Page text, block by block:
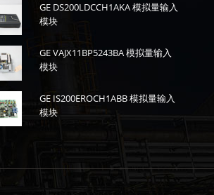
GE DS200LDCCH1AKA 模拟量输入
模块
GE VAJX11BP5243BA 模拟量输入
模块
GE IS200EROCH1ABB 模拟量输入
模块